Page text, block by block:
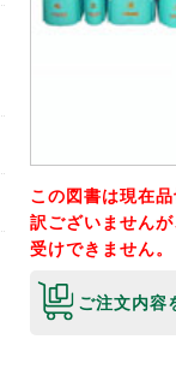
この図書は現在
訳ございません
受けできません。
ご注文内容